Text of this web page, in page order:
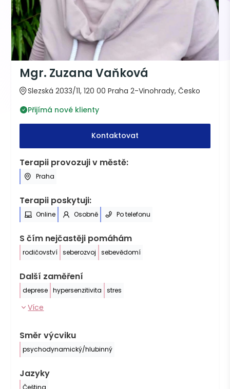
Mgr. Zuzana Vaňková
Slezská 2033/11, 120 00 Praha 2-Vinohrady, Česko
Přijímá nové klienty
Kontaktovat
Terapii provozuji v městě:
Praha
Terapii poskytuji:
Online Osobně Po telefonu
S čím nejčastěji pomáhám
rodičovství seberozvoj sebevědomí
Další zaměření
deprese hypersenzitivita stres
Více
Směr výcviku
psychodynamický/hlubinný
Jazyky